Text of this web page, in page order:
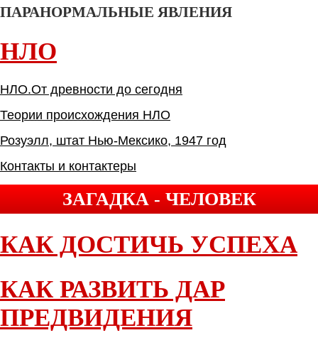
ПАРАНОРМАЛЬНЫЕ ЯВЛЕНИЯ
НЛО
НЛО.От древности до сегодня
Теории происхождения НЛО
Розуэлл, штат Нью-Мексико, 1947 год
Контакты и контактеры
ЗАГАДКА - ЧЕЛОВЕК
КАК ДОСТИЧЬ УСПЕХА
КАК РАЗВИТЬ ДАР
ПРЕДВИДЕНИЯ